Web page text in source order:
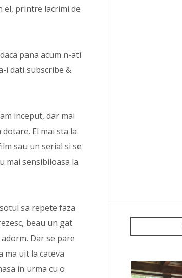
el, printre lacrimi de
pana acum n-ati
i dati subscribe &
inceput, dar mai
El mai sta la
sau un serial si se
mai sensibiloasa la
sa repete faza
beau un gat
Dar se pare
ma uit la cateva
in urma cu o